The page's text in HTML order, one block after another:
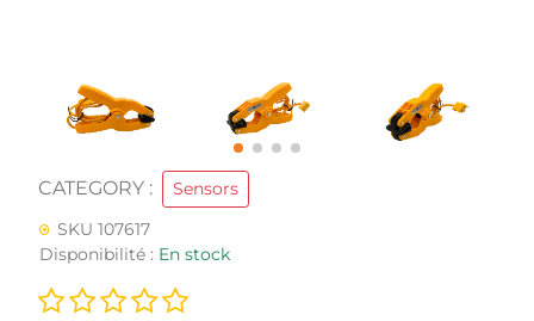
CATEGORY :
Sensors
SKU 107617
Disponibilité : En stock